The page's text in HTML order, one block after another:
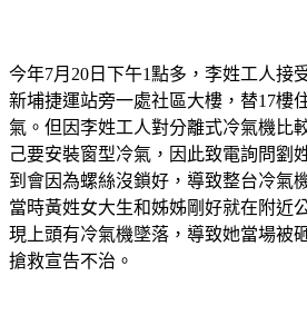
今年7月20日下午1點多，李姓工人接
新埔捷運站旁一處社區大樓，替17樓
氣。但因李姓工人對分離式冷氣機比
己要安裝窗型冷氣，因此致電詢問劉
到會因為螺絲沒鎖好，導致整台冷氣
當時黃姓女大生和姊姊剛好就在附近
現上頭有冷氣機墜落，導致她當場被
搶救宣告不治。